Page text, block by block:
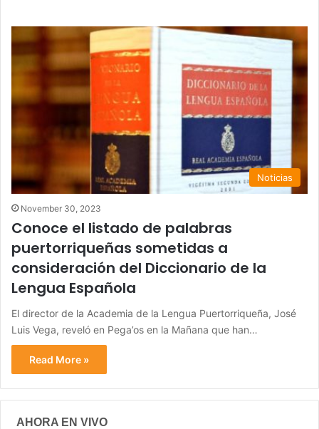
Noticias
November 30, 2023
Conoce el listado de palabras
puertorriqueñas sometidas a
consideración del Diccionario de la
Lengua Española
El director de la Academia de la Lengua Puertorriqueña, José
Luis Vega, reveló en Pega’os en la Mañana que han…
Read More »
AHORA EN VIVO